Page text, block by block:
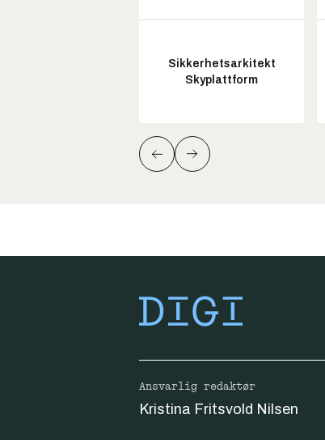
Sikkerhetsarkitekt
Skyplattform
Ansvarlig redaktør
Kristina Fritsvold Nilsen